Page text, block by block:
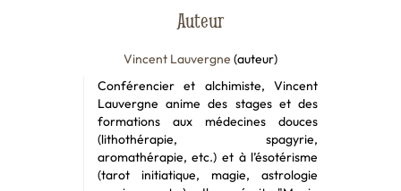
Auteur
Vincent Lauvergne (auteur)
Conférencier et alchimiste, Vincent
Lauvergne anime des stages et des
formations aux médecines douces
(lithothérapie, spagyrie,
aromathérapie, etc.) et à l’ésotérisme
(tarot initiatique, magie, astrologie